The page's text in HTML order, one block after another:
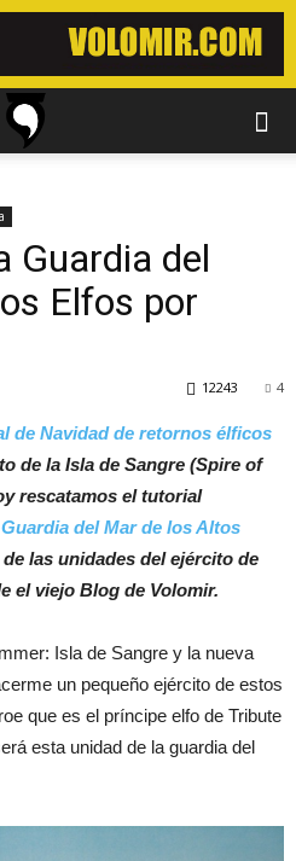
Guardia del
Elfos por
4
12243
de Navidad de retornos élficos
de la Isla de Sangre (Spire of
rescatamos el tutorial
Guardia del Mar de los Altos
las unidades del ejército de
el viejo Blog de Volomir.
Isla de Sangre y la nueva
un pequeño ejército de estos
que es el príncipe elfo de Tribute
esta unidad de la guardia del